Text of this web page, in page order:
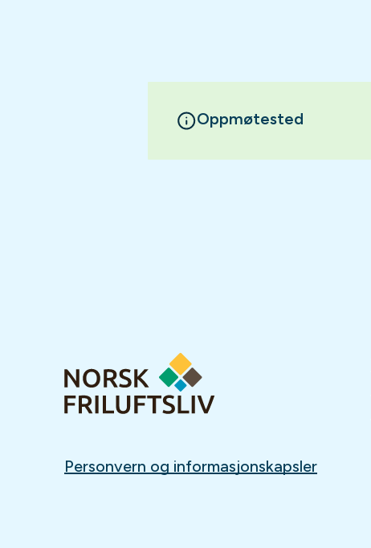
Oppmøtested
Personvern og informasjonskapsler